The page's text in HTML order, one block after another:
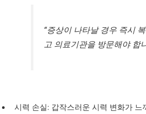
“증상이 나타날 경우 즉시
고 의료기관을 방문해야 합
시력 손실: 갑작스러운 시력 변화가 느